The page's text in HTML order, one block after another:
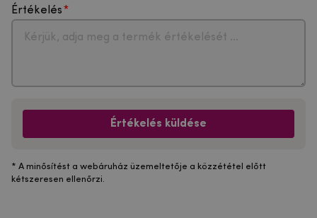
Értékelés
Értékelés küldése
* A minősítést a webáruház üzemeltetője a közzététel előtt
kétszeresen ellenőrzi.